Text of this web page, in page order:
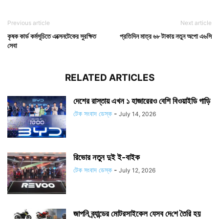
Previous article
কৃষক কার্ড কর্মসূচিতে এক্সেনটেকের সুরক্ষিত
সেবা
Next article
প্রতিদিন মাত্র ৬৮ টাকায় নতুন অপো এ৬সি
RELATED ARTICLES
দেশের রাস্তায় এখন ১ হাজারেরও বেশি বিওয়াইডি গাড়ি
টেক সংবাদ ডেস্ক - July 14, 2026
রিভোর নতুন দুই ই-বাইক
টেক সংবাদ ডেস্ক - July 12, 2026
জাপ‌নি ব্র্যান্ডের মোটরসাইকেল যেসব দে‌শে তৈ‌রি হয়